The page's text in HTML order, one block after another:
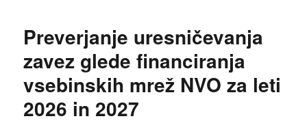
Preverjanje uresničevanja
zavez glede financiranja
vsebinskih mrež NVO za leti
2026 in 2027